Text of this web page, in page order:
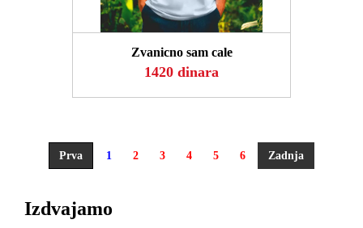
POGLEDAJ
Zvanicno sam cale
1420 dinara
Prva 1 2 3 4 5 6 Zadnja
Izdvajamo